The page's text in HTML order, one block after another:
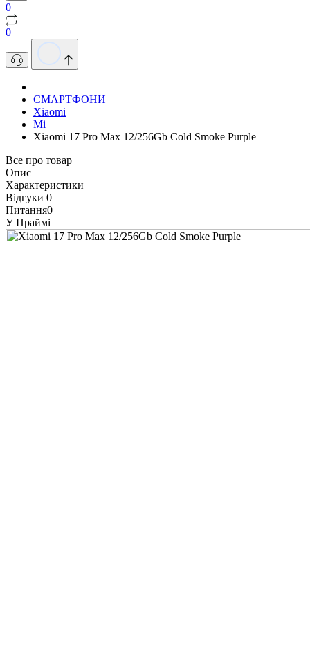
0
0
СМАРТФОНИ
Xiaomi
Mi
Xiaomi 17 Pro Max 12/256Gb Cold Smoke Purple
Все про товар
Опис
Характеристики
Відгуки 0
Питання0
У Праймі